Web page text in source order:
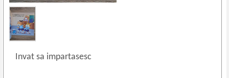
Invat sa impartasesc